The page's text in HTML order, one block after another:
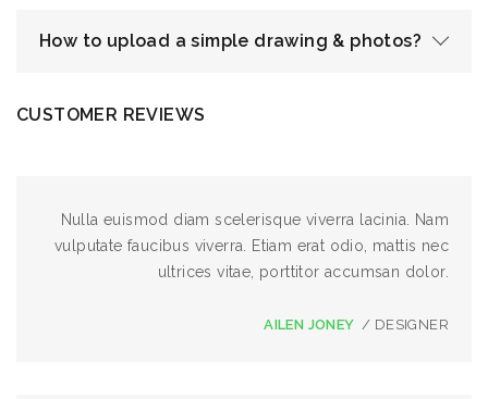
How to upload a simple drawing & photos?
CUSTOMER REVIEWS
Nulla euismod diam scelerisque viverra lacinia. Nam
vulputate faucibus viverra. Etiam erat odio, mattis nec
ultrices vitae, porttitor accumsan dolor.
AILEN JONEY / DESIGNER